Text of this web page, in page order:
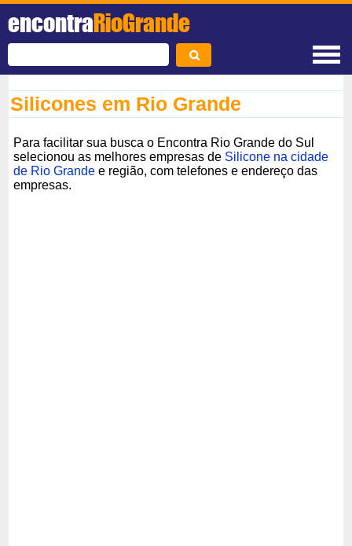
encontraRioGrande
Silicones em Rio Grande
Para facilitar sua busca o Encontra Rio Grande do Sul
selecionou as melhores empresas de Silicone na cidade
de Rio Grande e região, com telefones e endereço das
empresas.